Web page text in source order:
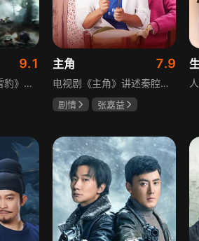
9.1
抗日题材战争剧《雪豹》讲述抗日女学生陈怡是一个在革命道路上逐渐成长起来的优秀青年。从慷慨激昂的热血学生，到成熟稳重的革命战士，甚至执行任务的时候还要扮演性格大胆奔放的交际花，打入到敌人内部获取情报。在做情报工作时，与搭档张楚扮假夫妻，多次身陷险境命悬一线。周卫国原本是一名玩世不恭的富家子弟，却不乏热血，抗战时为了保护初恋女友，举枪杀了一名日本人，由此改名换姓走上了革命道路，从国民党中央军校到德国军校，再到回国创建中国第一支特战部队，成为了一个真正的传奇英雄。
主角 7.9
电视剧《主角》讲述秦腔名伶忆秦娥阴差阳错被舅舅胡三元带入剧团，历经近半个世纪兴衰起伏，从牧羊女成长为一代秦腔名伶的故事，剧集以秦腔发展为脉络映射大历史起落，反映中国社会四十年变迁中普通人的情感生活与命运，展现传统艺术传承与时代变迁的交织。
剧情
张嘉益